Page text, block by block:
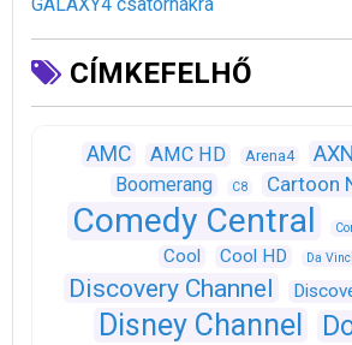
CÍMKEFELHŐ
AMC AMC HD Arena4 AXN
Boomerang C8 Cartoon
Comedy Central
Cool Cool HD Da
Discovery Channel
Disney Channel